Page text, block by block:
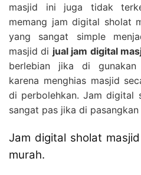
masjid ini juga tidak
memang jam digital sholat
yang sangat simple
masjid di jual jam digital
berlebian jika di gunakan
karena menghias masjid
di perbolehkan. Jam digital
sangat pas jika di
Jam digital sholat
murah.